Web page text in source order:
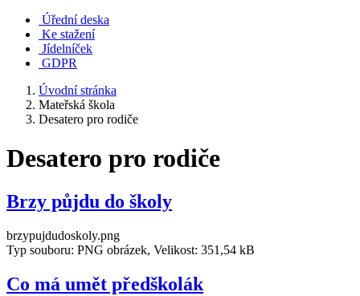
Úřední deska
Ke stažení
Jídelníček
GDPR
Úvodní stránka
Mateřská škola
Desatero pro rodiče
Desatero pro rodiče
Brzy půjdu do školy
brzypujdudoskoly.png
Typ souboru: PNG obrázek, Velikost: 351,54 kB
Co má umět předškolák